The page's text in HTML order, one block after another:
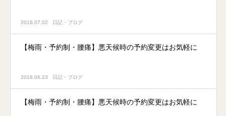
2018.07.02 日記・ブログ
【梅雨・予約制・腰痛】悪天候時の予約変更はお気軽に
2018.06.23 日記・ブログ
【梅雨・予約制・腰痛】悪天候時の予約変更はお気軽に